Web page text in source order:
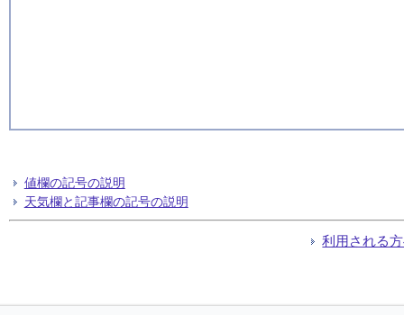
値欄の記号の説明
天気欄と記事欄の記号の説明
利用される